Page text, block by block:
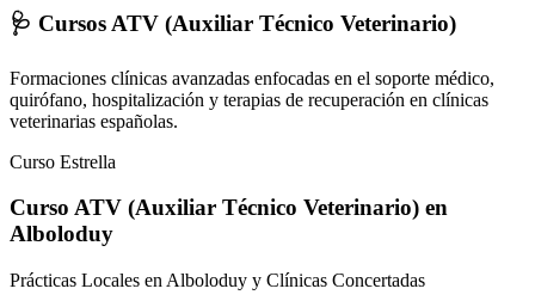
🩺 Cursos ATV (Auxiliar Técnico Veterinario)
Formaciones clínicas avanzadas enfocadas en el soporte médico,
quirófano, hospitalización y terapias de recuperación en clínicas
veterinarias españolas.
Curso Estrella
Curso ATV (Auxiliar Técnico Veterinario) en
Alboloduy
Prácticas Locales en Alboloduy y Clínicas Concertadas